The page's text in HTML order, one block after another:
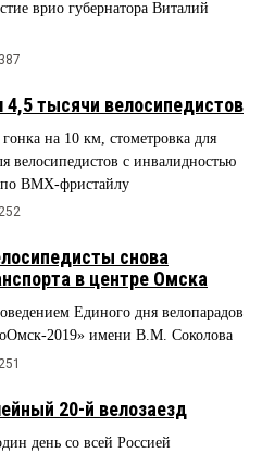
врио губернатора Виталий
тысячи велосипедистов
на 10 км, стометровка для
велосипедистов с инвалидностью
по BMX-фристайлу
снова
в центре Омска
Единого дня велопарадов
2019» имени В.М. Соколова
20-й велозаезд
день со всей Россией